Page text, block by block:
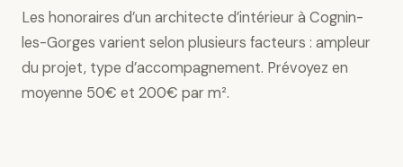
Les honoraires d’un architecte d’intérieur à Cognin-
les-Gorges varient selon plusieurs facteurs : ampleur
du projet, type d’accompagnement. Prévoyez en
moyenne 50€ et 200€ par m².